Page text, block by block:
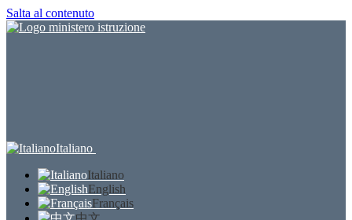
Salta al contenuto
Italiano
Italiano
English
Français